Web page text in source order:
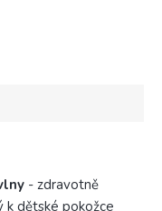
- zdravotně
k dětské pokožce